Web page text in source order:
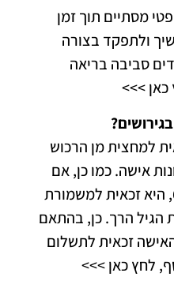
מסתיים תוך זמן
ולתפקד בצורה
סביבה בריאה
>>>
למחצית מן הרכוש
אישה. כמו כן, אם
הילדים הנם מתחת לגיל 6, היא זכאית למשמורת
הרך. כן, בהתאם
זכאית לתשלום
לחץ כאן >>>